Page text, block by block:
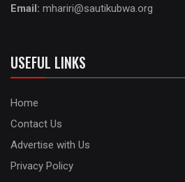
Email: mhariri@sautikubwa.org
USEFUL LINKS
Home
Contact Us
Advertise with Us
Privacy Policy